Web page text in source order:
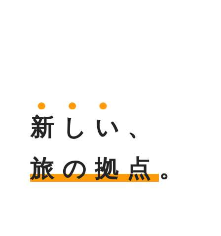
新しい 、
旅の拠点。